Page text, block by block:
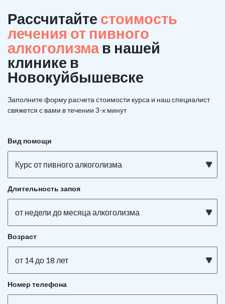
Рассчитайте стоимость
лечения от пивного
алкоголизма в нашей
клинике в
Новокуйбышевске
Заполните форму расчета стоимости курса и наш специалист
свяжется с вами в течении 3-х минут
Вид помощи
Курс от пивного алкоголизма
Длительность запоя
от недели до месяца алкоголизма
Возраст
от 14 до 18 лет
Номер телефона